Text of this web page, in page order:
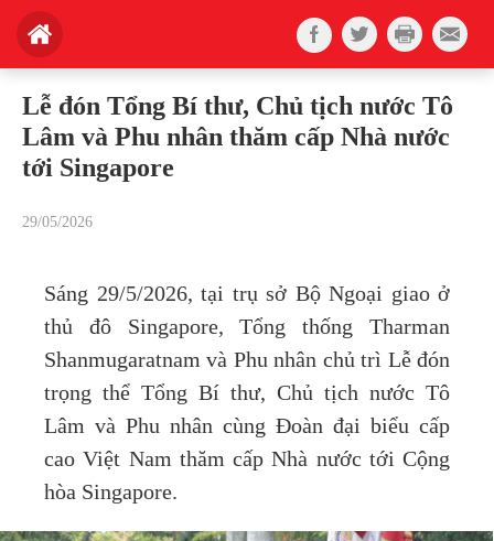
Lễ đón Tổng Bí thư, Chủ tịch nước Tô
Lâm và Phu nhân thăm cấp Nhà nước
tới Singapore
29/05/2026
Sáng 29/5/2026, tại trụ sở Bộ Ngoại giao ở
thủ đô Singapore, Tổng thống Tharman
Shanmugaratnam và Phu nhân chủ trì Lễ đón
trọng thể Tổng Bí thư, Chủ tịch nước Tô
Lâm và Phu nhân cùng Đoàn đại biểu cấp
cao Việt Nam thăm cấp Nhà nước tới Cộng
hòa Singapore.